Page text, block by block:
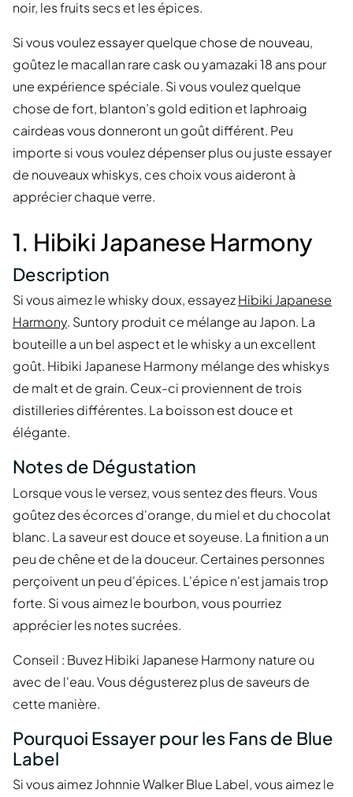
noir, les fruits secs et les épices.
Si vous voulez essayer quelque chose de nouveau,
goûtez le macallan rare cask ou yamazaki 18 ans pour
une expérience spéciale. Si vous voulez quelque
chose de fort, blanton’s gold edition et laphroaig
cairdeas vous donneront un goût différent. Peu
importe si vous voulez dépenser plus ou juste essayer
de nouveaux whiskys, ces choix vous aideront à
apprécier chaque verre.
1. Hibiki Japanese Harmony
Description
Si vous aimez le whisky doux, essayezHibiki Japanese
Harmony. Suntory produit ce mélange au Japon. La
bouteille a un bel aspect et le whisky a un excellent
goût. Hibiki Japanese Harmony mélange des whiskys
de malt et de grain. Ceux-ci proviennent de trois
distilleries différentes. La boisson est douce et
élégante.
Notes de Dégustation
Lorsque vous le versez, vous sentez des fleurs. Vous
goûtez des écorces d'orange, du miel et du chocolat
blanc. La saveur est douce et soyeuse. La finition a un
peu de chêne et de la douceur. Certaines personnes
perçoivent un peu d'épices. L'épice n'est jamais trop
forte. Si vous aimez le bourbon, vous pourriez
apprécier les notes sucrées.
Conseil : Buvez Hibiki Japanese Harmony nature ou
avec de l'eau. Vous dégusterez plus de saveurs de
cette manière.
Pourquoi Essayer pour les Fans de Blue
Label
Si vous aimez Johnnie Walker Blue Label, vous aimez le